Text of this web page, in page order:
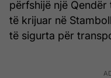
përfshijë një
të krijuar në
të sigurta për